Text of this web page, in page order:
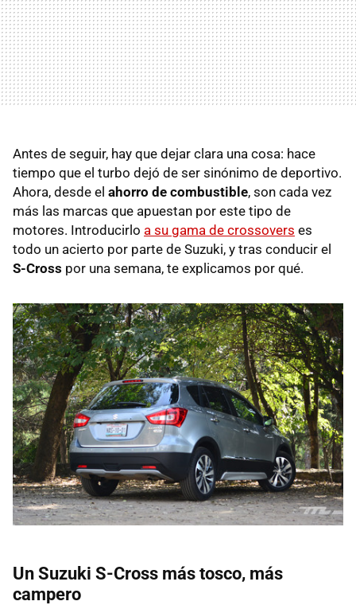
Antes de seguir, hay que dejar clara una cosa: hace
tiempo que el turbo dejó de ser sinónimo de deportivo.
Ahora, desde el ahorro de combustible, son cada vez
más las marcas que apuestan por este tipo de
motores. Introducirlo a su gama de crossovers es
todo un acierto por parte de Suzuki, y tras conducir el
S-Cross por una semana, te explicamos por qué.
Un Suzuki S-Cross más tosco, más
campero